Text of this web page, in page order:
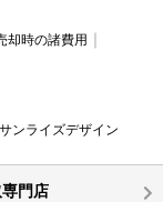
却時の諸費用
ンライズデザイン
門店